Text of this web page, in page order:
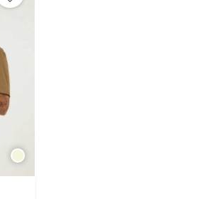
BEIGE